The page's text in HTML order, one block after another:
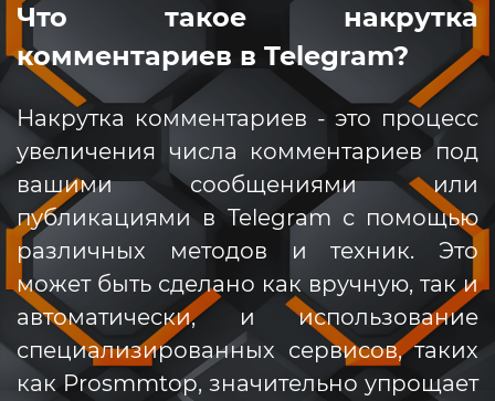
Что такое накрутка
комментариев в Telegram?
Накрутка комментариев - это процесс
увеличения числа комментариев под
вашими сообщениями или
публикациями в Telegram с помощью
различных методов и техник. Это
может быть сделано как вручную, так и
автоматически, и использование
специализированных сервисов, таких
как Prosmmtop, значительно упрощает